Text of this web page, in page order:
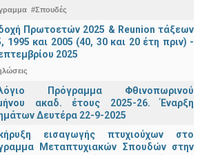
#Σπουδές
Πρωτοετών 2025 & Reunion τάξεων
1995 και 2005 (40, 30 και 20 έτη πριν) -
2025
Πρόγραμμα Φθινοπωρινού
ακαδ. έτους 2025-26. Έναρξη
Δευτέρα 22-9-2025
εισαγωγής πτυχιούχων στo
Μεταπτυχιακών Σπουδών στην